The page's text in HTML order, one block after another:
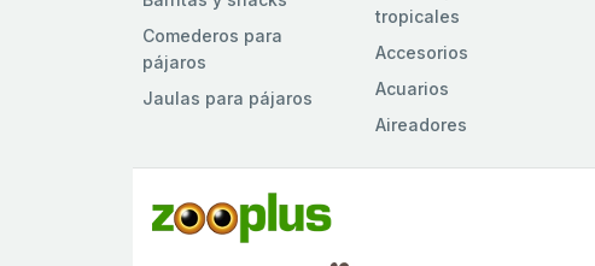
Comederos para
pájaros
Jaulas para pájaros
tropicales
Accesorios
Acuarios
Aireadores